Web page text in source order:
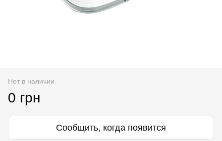
Нет в наличии
0 грн
Сообщить, когда появится